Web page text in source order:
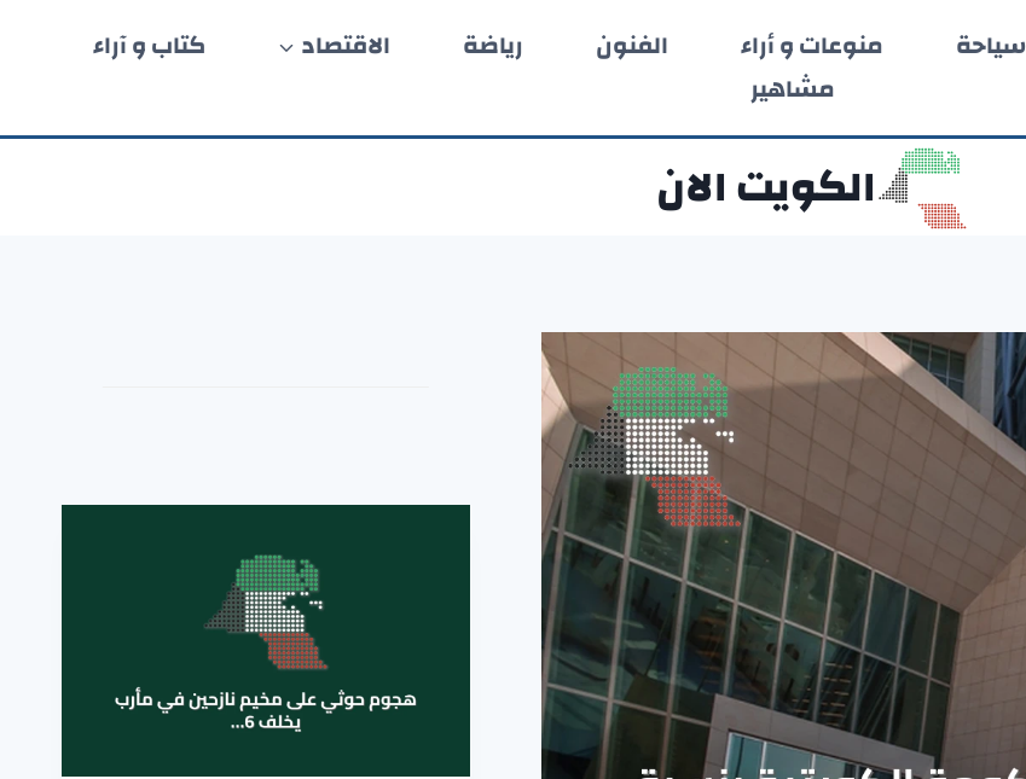
سياحة منوعات و أراء الفنون رياضة الاقتصاد
كتاب و آراء
مشاهير
الكويت الان